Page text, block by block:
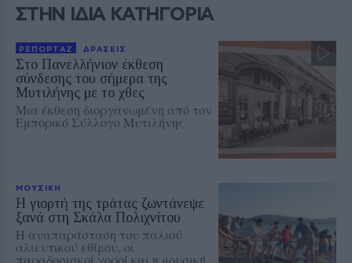
ΣΤΗΝ ΙΔΙΑ ΚΑΤΗΓΟΡΙΑ
ΡΕΠΟΡΤΑΖ ΔΡΑΣΕΙΣ
Στο Πανελλήνιον έκθεση
σύνδεσης του σήμερα της
Μυτιλήνης με το χθες
Μια έκθεση διοργανωμένη από τον
Εμπορικό Σύλλογο Μυτιλήνης
ΜΟΥΣΙΚΗ
Η γιορτή της τράτας ζωντάνεψε
ξανά στη Σκάλα Πολιχνίτου
Η αναπαράσταση του παλιού
αλιευτικού εθίμου, οι
παραδοσιακοί χοροί και η μουσική